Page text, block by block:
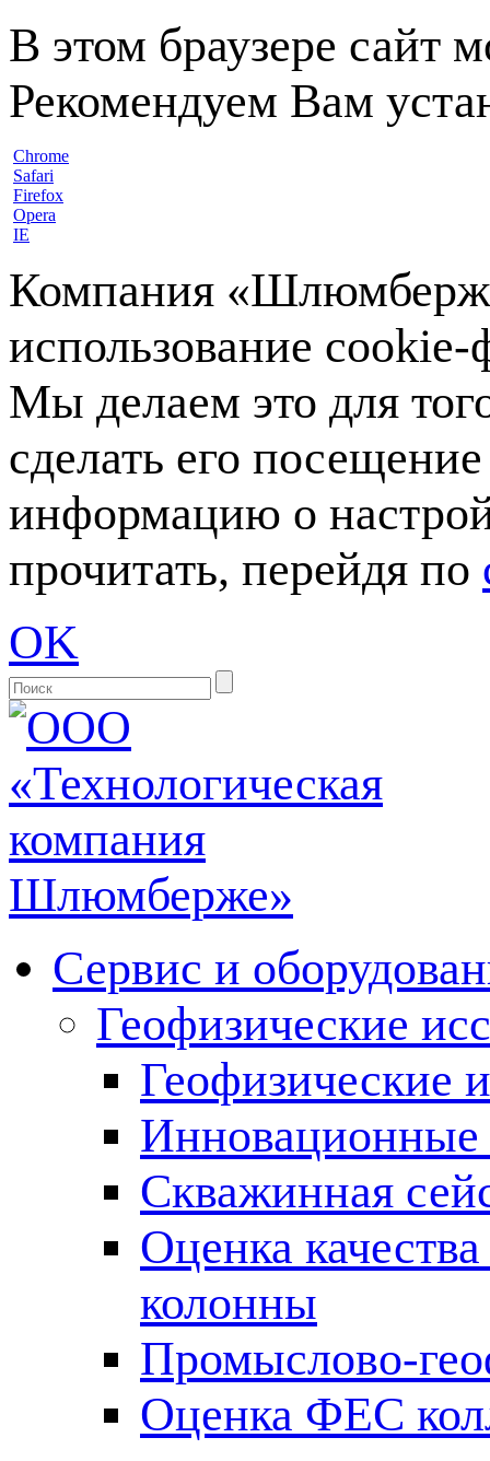
В этом браузере сайт
Рекомендуем Вам
Chrome
Safari
Firefox
Opera
IE
Компания
использование
Мы делаем это для
сделать его
информацию о
прочитать, перейдя по
OK
Сервис и
Геофизические
Геофизические
Инновационные
Скважинная
Оценка
колонны
Промыслово-
Оценка ФЕС